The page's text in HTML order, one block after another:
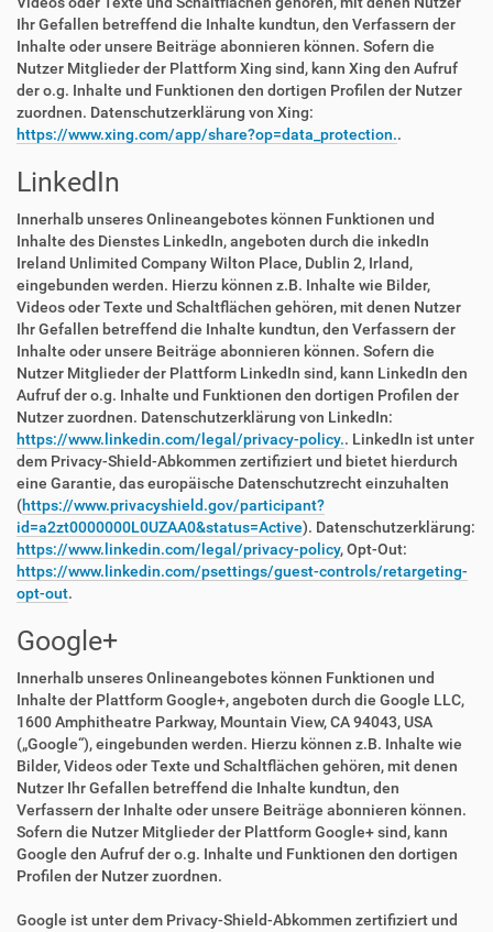
Ihr Gefallen betreffend die Inhalte kundtun, den Verfassern der
Inhalte oder unsere Beiträge abonnieren können. Sofern die
Nutzer Mitglieder der Plattform Xing sind, kann Xing den Aufruf
der o.g. Inhalte und Funktionen den dortigen Profilen der Nutzer
zuordnen. Datenschutzerklärung von Xing:
https://www.xing.com/app/share?op=data_protection..
LinkedIn
Innerhalb unseres Onlineangebotes können Funktionen und
Inhalte des Dienstes LinkedIn, angeboten durch die inkedIn
Ireland Unlimited Company Wilton Place, Dublin 2, Irland,
eingebunden werden. Hierzu können z.B. Inhalte wie Bilder,
Videos oder Texte und Schaltflächen gehören, mit denen Nutzer
Ihr Gefallen betreffend die Inhalte kundtun, den Verfassern der
Inhalte oder unsere Beiträge abonnieren können. Sofern die
Nutzer Mitglieder der Plattform LinkedIn sind, kann LinkedIn den
Aufruf der o.g. Inhalte und Funktionen den dortigen Profilen der
Nutzer zuordnen. Datenschutzerklärung von LinkedIn:
https://www.linkedin.com/legal/privacy-policy.. LinkedIn ist unter
dem Privacy-Shield-Abkommen zertifiziert und bietet hierdurch
eine Garantie, das europäische Datenschutzrecht einzuhalten
(https://www.privacyshield.gov/participant?
id=a2zt0000000L0UZAA0&status=Active). Datenschutzerklärung:
https://www.linkedin.com/legal/privacy-policy, Opt-Out:
https://www.linkedin.com/psettings/guest-controls/retargeting-
opt-out.
Google+
Innerhalb unseres Onlineangebotes können Funktionen und
Inhalte der Plattform Google+, angeboten durch die Google LLC,
1600 Amphitheatre Parkway, Mountain View, CA 94043, USA
(„Google“), eingebunden werden. Hierzu können z.B. Inhalte wie
Bilder, Videos oder Texte und Schaltflächen gehören, mit denen
Nutzer Ihr Gefallen betreffend die Inhalte kundtun, den
Verfassern der Inhalte oder unsere Beiträge abonnieren können.
Sofern die Nutzer Mitglieder der Plattform Google+ sind, kann
Google den Aufruf der o.g. Inhalte und Funktionen den dortigen
Profilen der Nutzer zuordnen.
Google ist unter dem Privacy-Shield-Abkommen zertifiziert und